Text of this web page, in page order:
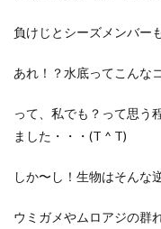
負けじとシーズメンバー
あれ！？水底ってこんな
って、私でも？って思う
ました・・・(T ^ T)
しか〜し！生物はそんな
ウミガメやムロアジの群